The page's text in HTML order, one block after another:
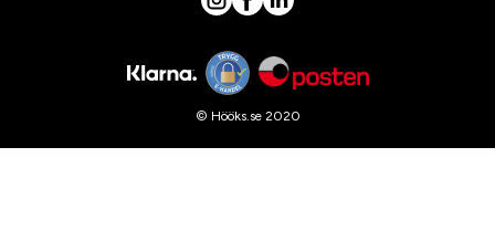
© Hööks.se 2020